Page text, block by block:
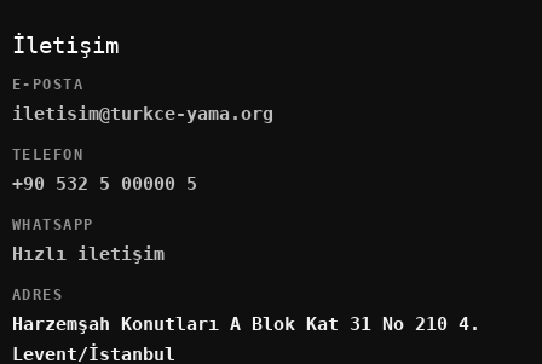
İletişim
E-POSTA
iletisim@turkce-yama.org
TELEFON
+90 532 5 00000 5
WHATSAPP
Hızlı iletişim
ADRES
Harzemşah Konutları A Blok Kat 31 No 210 4.
Levent/İstanbul